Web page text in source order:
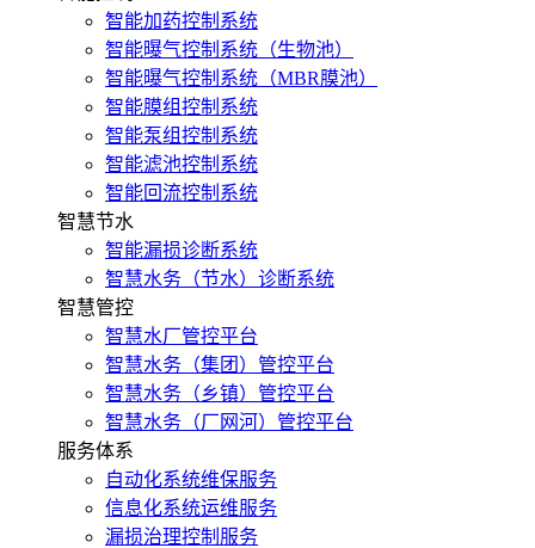
智能加药控制系统
智能曝气控制系统（生物池）
智能曝气控制系统（MBR膜池）
智能膜组控制系统
智能泵组控制系统
智能滤池控制系统
智能回流控制系统
智慧节水
智能漏损诊断系统
智慧水务（节水）诊断系统
智慧管控
智慧水厂管控平台
智慧水务（集团）管控平台
智慧水务（乡镇）管控平台
智慧水务（厂网河）管控平台
服务体系
自动化系统维保服务
信息化系统运维服务
漏损治理控制服务